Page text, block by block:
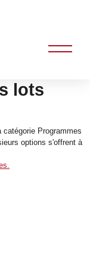
lots
Programmes
options s'offrent à